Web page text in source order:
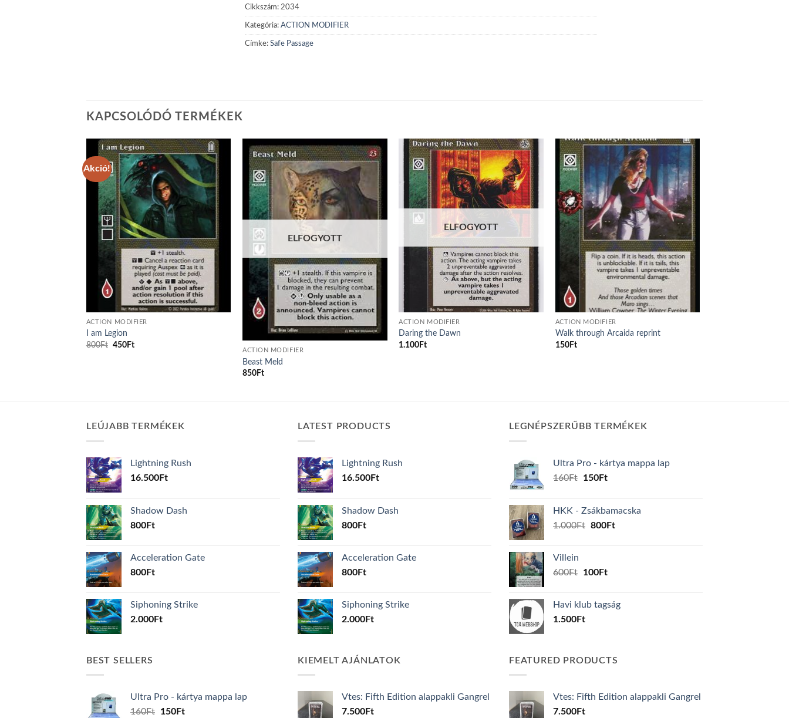
Cikkszám: 2034
Kategória: ACTION MODIFIER
Címke: Safe Passage
KAPCSOLÓDÓ TERMÉKEK
Akció!
Add to
wishlist
ACTION MODIFIER
I am Legion
800Ft Original
450 FtCurrent
Add to
ELFOGYOTT
ACTION MODIFIER
Beast Meld
850 Ft
Add to
wishlist
ELFOGYOTT
ACTION MODIFIER
Daring the Dawn
1.100 Ft
Add to
wishlist
ACTION MODIFIER
Walk through Arcaida reprint
150Ft
LEÚJABB TERMÉKEK
Lightning Rush
16.500Ft
Shadow Dash
800Ft
Acceleration Gate
800Ft
Siphoning Strike
2.000Ft
LATEST PRODUCTS
Lightning Rush
16.500Ft
Shadow Dash
800Ft
Acceleration Gate
800Ft
Siphoning Strike
2.000Ft
LEGNÉPSZERŰBB TERMÉKEK
Ultra Pro - kártya mappa lap
160Ft
Original
160Ft.
150FtCurrent
150Ft.
HKK - Zsákbamacska
1.000Ft Original
800FtCurrent
Villein
600Ft
Original
600Ft.
100FtCurrent
100Ft.
Havi klub tagság
1.500Ft
BEST SELLERS
Ultra Pro - kártya mappa lap
160Ft
Original
150FtCurrent
KIEMELT AJÁNLATOK
Vtes: Fifth Edition alappakli Gangrel
7.500Ft
FEATURED PRODUCTS
Vtes: Fifth Edition alappakli Gangrel
7.500Ft